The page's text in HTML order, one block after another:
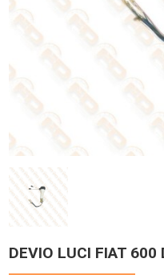
DEVIO LUCI FIAT 600